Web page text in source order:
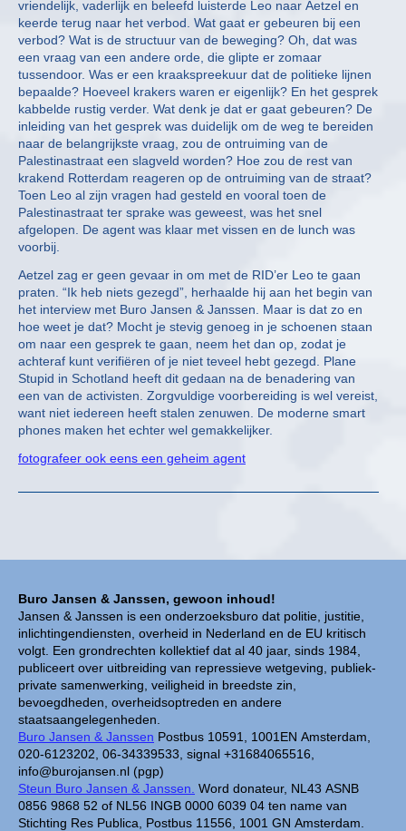
Buro Jansen & Janssen, gewoon inhoud!
Jansen & Janssen is een onderzoeksburo dat politie, justitie,
inlichtingendiensten, overheid in Nederland en de EU kritisch
volgt. Een grondrechten kollektief dat al 40 jaar, sinds 1984,
publiceert over uitbreiding van repressieve wetgeving, publiek-
private samenwerking, veiligheid in breedste zin,
bevoegdheden, overheidsoptreden en andere
staatsaangelegenheden.
Buro Jansen & Janssen Postbus 10591, 1001EN Amsterdam,
020-6123202, 06-34339533, signal +31684065516,
info@burojansen.nl (pgp)
Steun Buro Jansen & Janssen. Word donateur, NL43 ASNB
0856 9868 52 of NL56 INGB 0000 6039 04 ten name van
Stichting Res Publica, Postbus 11556, 1001 GN Amsterdam.
vriendelijk, vaderlijk en beleefd luisterde Leo naar Aetzel en
keerde terug naar het verbod. Wat gaat er gebeuren bij een
verbod? Wat is de structuur van de beweging? Oh, dat was
een vraag van een andere orde, die glipte er zomaar
tussendoor. Was er een kraakspreekuur dat de politieke lijnen
bepaalde? Hoeveel krakers waren er eigenlijk? En het gesprek
kabbelde rustig verder. Wat denk je dat er gaat gebeuren? De
inleiding van het gesprek was duidelijk om de weg te bereiden
naar de belangrijkste vraag, zou de ontruiming van de
Palestinastraat een slagveld worden? Hoe zou de rest van
krakend Rotterdam reageren op de ontruiming van de straat?
Toen Leo al zijn vragen had gesteld en vooral toen de
Palestinastraat ter sprake was geweest, was het snel
afgelopen. De agent was klaar met vissen en de lunch was
voorbij.
Aetzel zag er geen gevaar in om met de RID’er Leo te gaan
praten. “Ik heb niets gezegd”, herhaalde hij aan het begin van
het interview met Buro Jansen & Janssen. Maar is dat zo en
hoe weet je dat? Mocht je stevig genoeg in je schoenen staan
om naar een gesprek te gaan, neem het dan op, zodat je
achteraf kunt verifiëren of je niet teveel hebt gezegd. Plane
Stupid in Schotland heeft dit gedaan na de benadering van
een van de activisten. Zorgvuldige voorbereiding is wel vereist,
want niet iedereen heeft stalen zenuwen. De moderne smart
phones maken het echter wel gemakkelijker.
fotografeer ook eens een geheim agent